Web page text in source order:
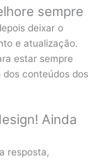
sempre
deixar o
e atualização.
estar sempre
dos conteúdos dos
Ainda
resposta,